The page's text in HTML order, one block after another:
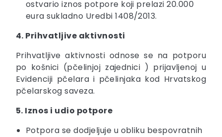
ostvario iznos potpore koji prelazi 20.000
eura sukladno Uredbi 1408/2013.
4. Prihvatljive aktivnosti
Prihvatljive aktivnosti odnose se na potporu
po košnici (pčelinjoj zajednici ) prijavljenoj u
Evidenciji pčelara i pčelinjaka kod Hrvatskog
pčelarskog saveza.
5. Iznos i udio potpore
Potpora se dodjeljuje u obliku bespovratnih